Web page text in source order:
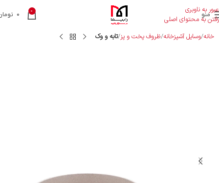
عبور به ناوبری
رفتن به محتوای اصلی
منو 0
0
خانه وسایل آشپزخانه ظروف پخت و پز تابه و وک